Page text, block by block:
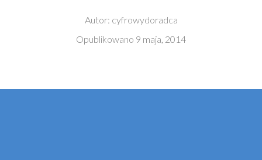
Autor: cyfrowydoradca
Opublikowano 9 maja, 2014